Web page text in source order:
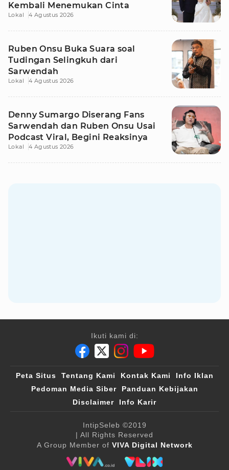
Kembali Menemukan Cinta
Lokal 4 Agustus 2026
Ruben Onsu Buka Suara soal
Tudingan Selingkuh dari
Sarwendah
Lokal 4 Agustus 2026
Denny Sumargo Diserang Fans
Sarwendah dan Ruben Onsu Usai
Podcast Viral, Begini Reaksinya
Lokal 4 Agustus 2026
Ikuti kami di:
Peta Situs Tentang Kami Kontak Kami
Info Iklan
Pedoman Media Siber
Panduan Kebijakan
Disclaimer
Info Karir
IntipSeleb ©2019
| All Rights Reserved
A Group Member of VIVA Digital Network